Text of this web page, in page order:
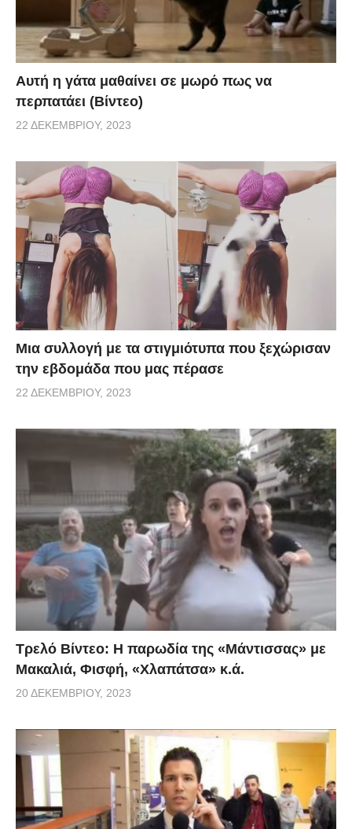
Αυτή η γάτα μαθαίνει σε μωρό πως να
περπατάει (Βίντεο)
22 ΔΕΚΕΜΒΡΊΟΥ, 2023
Μια συλλογή με τα στιγμιότυπα που ξεχώρισαν
την εβδομάδα που μας πέρασε
22 ΔΕΚΕΜΒΡΊΟΥ, 2023
Τρελό Βίντεο: H παρωδία της «Μάντισσας» με
Μακαλιά, Φισφή, «Χλαπάτσα» κ.ά.
20 ΔΕΚΕΜΒΡΊΟΥ, 2023